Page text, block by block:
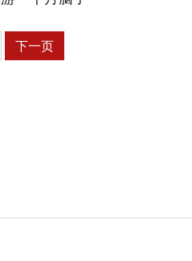
下一页